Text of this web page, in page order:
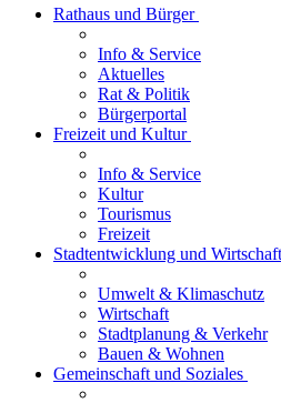
Rathaus und Bürger
Info & Service
Aktuelles
Rat & Politik
Bürgerportal
Freizeit und Kultur
Info & Service
Kultur
Tourismus
Freizeit
Stadtentwicklung und Wirtschaft
Umwelt & Klimaschutz
Wirtschaft
Stadtplanung & Verkehr
Bauen & Wohnen
Gemeinschaft und Soziales